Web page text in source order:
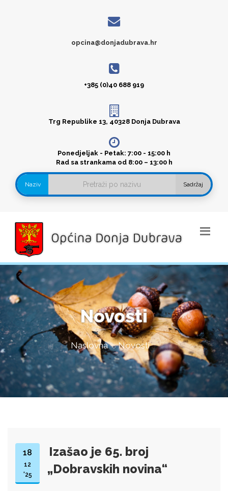
opcina@donjadubrava.hr
+385 (0)40 688 919
Trg Republike 13, 40328 Donja Dubrava
Ponedjeljak - Petak: 7:00 - 15:00 h
Rad sa strankama od 8:00 – 13:00 h
Naziv Sadržaj
Novosti
Naslovna Novosti
18
12
'25
Izašao je 65. broj
„Dobravskih novina“